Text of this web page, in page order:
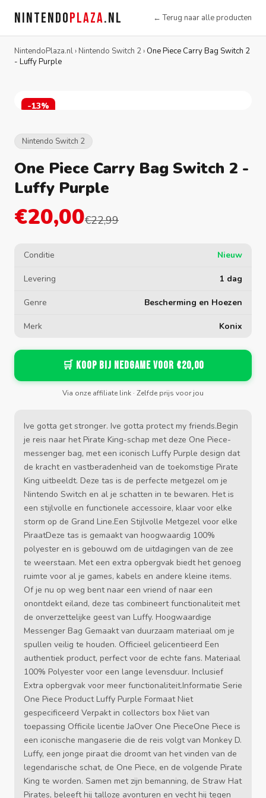
NINTENDOPLAZA.NL ← Terug naar alle producten
NintendoPlaza.nl› Nintendo Switch 2› One Piece Carry Bag Switch 2
- Luffy Purple
-13%
Nintendo Switch 2
One Piece Carry Bag Switch 2 -
Luffy Purple
€20,00€22,99
Conditie Nieuw
Levering 1 dag
Genre Bescherming en Hoezen
Merk Konix
🛒 Koop bij Nedgame voor €20,00
Via onze affiliate link · Zelfde prijs voor jou
Ive gotta get stronger. Ive gotta protect my friends.Begin
je reis naar het Pirate King-schap met deze One Piece-
messenger bag, met een iconisch Luffy Purple design dat
de kracht en vastberadenheid van de toekomstige Pirate
King uitbeeldt. Deze tas is de perfecte metgezel om je
Nintendo Switch en al je schatten in te bewaren. Het is
een stijlvolle en functionele accessoire, klaar voor elke
storm op de Grand Line.Een Stijlvolle Metgezel voor elke
PiraatDeze tas is gemaakt van hoogwaardig 100%
polyester en is gebouwd om de uitdagingen van de zee
te weerstaan. Met een extra opbergvak biedt het genoeg
ruimte voor al je games, kabels en andere kleine items.
Of je nu op weg bent naar een vriend of naar een
onontdekt eiland, deze tas combineert functionaliteit met
de onverzettelijke geest van Luffy. Hoogwaardige
Messenger Bag Gemaakt van duurzaam materiaal om je
spullen veilig te houden. Officieel gelicentieerd Een
authentiek product, perfect voor de echte fans. Materiaal
100% Polyester voor een lange levensduur. Inclusief
Extra opbergvak voor meer functionaliteit.Informatie Serie
One Piece Product Luffy Purple Formaat Niet
gespecificeerd Verpakt in collectors box Niet van
toepassing Officile licentie JaOver One PieceOne Piece is
een iconische mangaserie die de reis volgt van Monkey D.
Luffy, een jonge piraat die droomt van het vinden van de
legendarische schat, de One Piece, en de volgende Pirate
King te worden. Samen met zijn bemanning, de Straw Hat
Pirates, beleeft hij talloze avonturen en vecht hij tegen